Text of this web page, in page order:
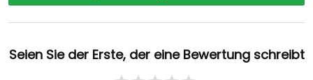
Seien Sie der Erste, der eine Bewertung schreibt